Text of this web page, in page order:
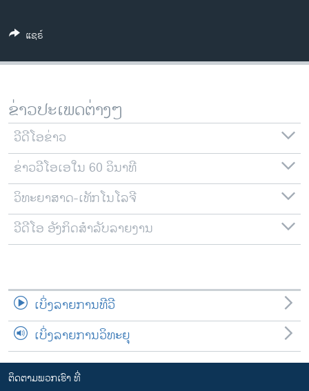
ພາສາອັງກິດ
ລາຍການກະຈາຍສຽງ
ລາຍງານ
ຕິດຕາມພວກເຮົາ ທີ່
ພາສາຕ່າງໆ
ແຊຣ໌
ຂ່າວປະເພດຕ່າງໆ
ວີດີໂອຂ່າວ
ຂ່າວວີໂອເອໃນ 60 ວິນາທີ
ວິທະຍາສາດ-ເທັກໂນໂລຈີ
ວີດີໂອ ອັງກິດສຳລັບລາຍງານ
ເບິ່ງລາຍການທີວີ
ເບິ່ງລາຍການວິທະຍຸ
ຕິດຕາມພວກເຮົາ ທີ່